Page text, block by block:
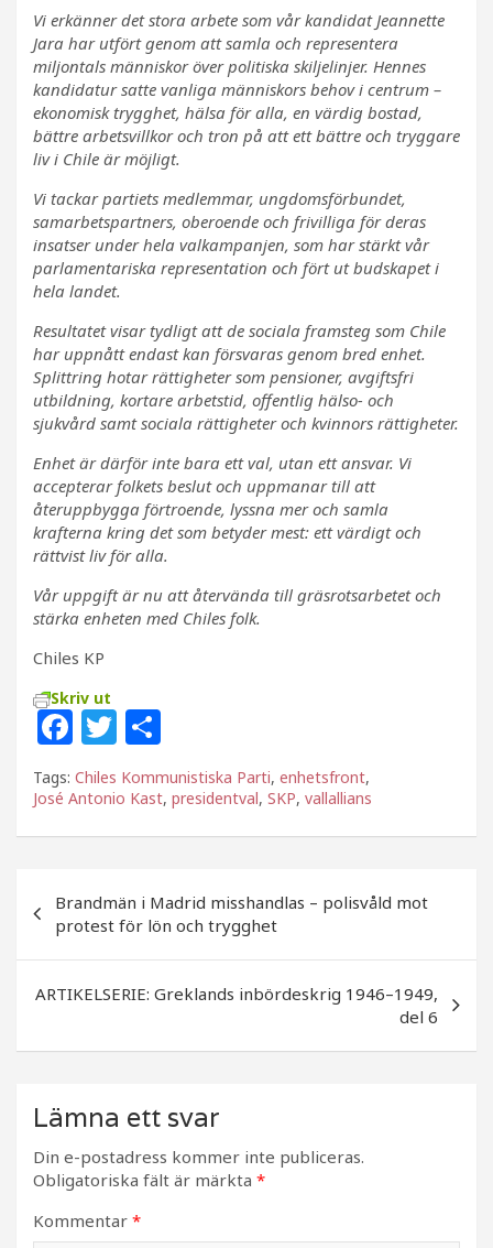
Vi erkänner det stora arbete som vår kandidat Jeannette
Jara har utfört genom att samla och representera
miljontals människor över politiska skiljelinjer. Hennes
kandidatur satte vanliga människors behov i centrum –
ekonomisk trygghet, hälsa för alla, en värdig bostad,
bättre arbetsvillkor och tron på att ett bättre och tryggare
liv i Chile är möjligt.
Vi tackar partiets medlemmar, ungdomsförbundet,
samarbetspartners, oberoende och frivilliga för deras
insatser under hela valkampanjen, som har stärkt vår
parlamentariska representation och fört ut budskapet i
hela landet.
Resultatet visar tydligt att de sociala framsteg som Chile
har uppnått endast kan försvaras genom bred enhet.
Splittring hotar rättigheter som pensioner, avgiftsfri
utbildning, kortare arbetstid, offentlig hälso- och
sjukvård samt sociala rättigheter och kvinnors rättigheter.
Enhet är därför inte bara ett val, utan ett ansvar. Vi
accepterar folkets beslut och uppmanar till att
återuppbygga förtroende, lyssna mer och samla
krafterna kring det som betyder mest: ett värdigt och
rättvist liv för alla.
Vår uppgift är nu att återvända till gräsrotsarbetet och
stärka enheten med Chiles folk.
Chiles KP
Skriv ut
F
a
c
e
o
o
k
T
w
itt
e
el
a
Tags: Chiles Kommunistiska Parti, enhetsfront,
José Antonio Kast, presidentval, SKP, vallallians
Brandmän i Madrid misshandlas – polisvåld mot
protest för lön och trygghet
ARTIKELSERIE: Greklands inbördeskrig 1946–1949,
del 6
Lämna ett svar
Din e-postadress kommer inte publiceras.
Obligatoriska fält är märkta *
Kommentar *